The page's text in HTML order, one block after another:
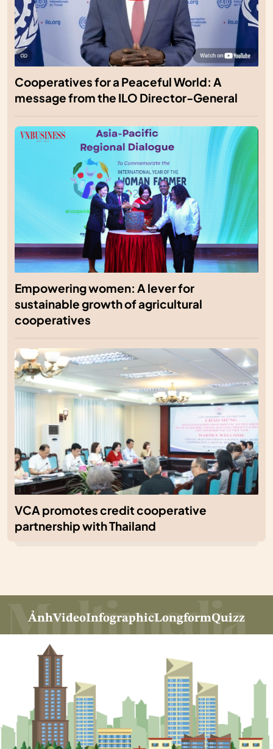
Cooperatives for a Peaceful World: A
message from the ILO Director-General
Empowering women: A lever for
sustainable growth of agricultural
cooperatives
VCA promotes credit cooperative
partnership with Thailand
ẢnhVideoInfographicLongformQuizz